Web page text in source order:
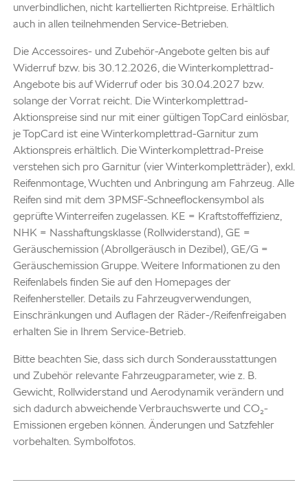
unverbindlichen, nicht kartellierten Richtpreise. Erhältlich
auch in allen teilnehmenden Service-Betrieben.
Die Accessoires- und Zubehör-Angebote gelten bis auf
Widerruf bzw. bis 30.12.2026, die Winterkomplettrad-
Angebote bis auf Widerruf oder bis 30.04.2027 bzw.
solange der Vorrat reicht. Die Winterkomplettrad-
Aktionspreise sind nur mit einer gültigen TopCard einlösbar,
je TopCard ist eine Winterkomplettrad-Garnitur zum
Aktionspreis erhältlich. Die Winterkomplettrad-Preise
verstehen sich pro Garnitur (vier Winterkompletträder), exkl.
Reifenmontage, Wuchten und Anbringung am Fahrzeug. Alle
Reifen sind mit dem 3PMSF-Schneeflockensymbol als
geprüfte Winterreifen zugelassen. KE = Kraftstoffeffizienz,
NHK = Nasshaftungsklasse (Rollwiderstand), GE =
Geräuschemission (Abrollgeräusch in Dezibel), GE/G =
Geräuschemission Gruppe. Weitere Informationen zu den
Reifenlabels finden Sie auf den Homepages der
Reifenhersteller. Details zu Fahrzeugverwendungen,
Einschränkungen und Auflagen der Räder-/Reifenfreigaben
erhalten Sie in Ihrem Service-Betrieb.
Bitte beachten Sie, dass sich durch Sonderausstattungen
und Zubehör relevante Fahrzeugparameter, wie z. B.
Gewicht, Rollwiderstand und Aerodynamik verändern und
sich dadurch abweichende Verbrauchswerte und CO₂-
Emissionen ergeben können. Änderungen und Satzfehler
vorbehalten. Symbolfotos.